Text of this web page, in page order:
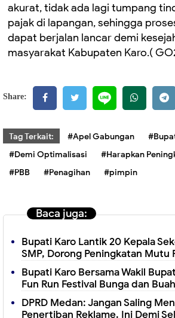
akurat, tidak ada lagi tumpang
pajak di lapangan, sehingga
dapat berjalan lancar demi
masyarakat Kabupaten Karo.(
Share:
Tag Terkait: #Apel Gabungan
#Demi Optimalisasi
#Harapkan
#PBB
#Penagihan #pimpin
Baca juga:
Bupati Karo Lantik 20 Kepala
SMP, Dorong Peningkatan Mutu
Bupati Karo Bersama Wakil
Fun Run Festival Bunga dan
DPRD Medan: Jangan Saling
Penertiban Reklame, Ini Demi